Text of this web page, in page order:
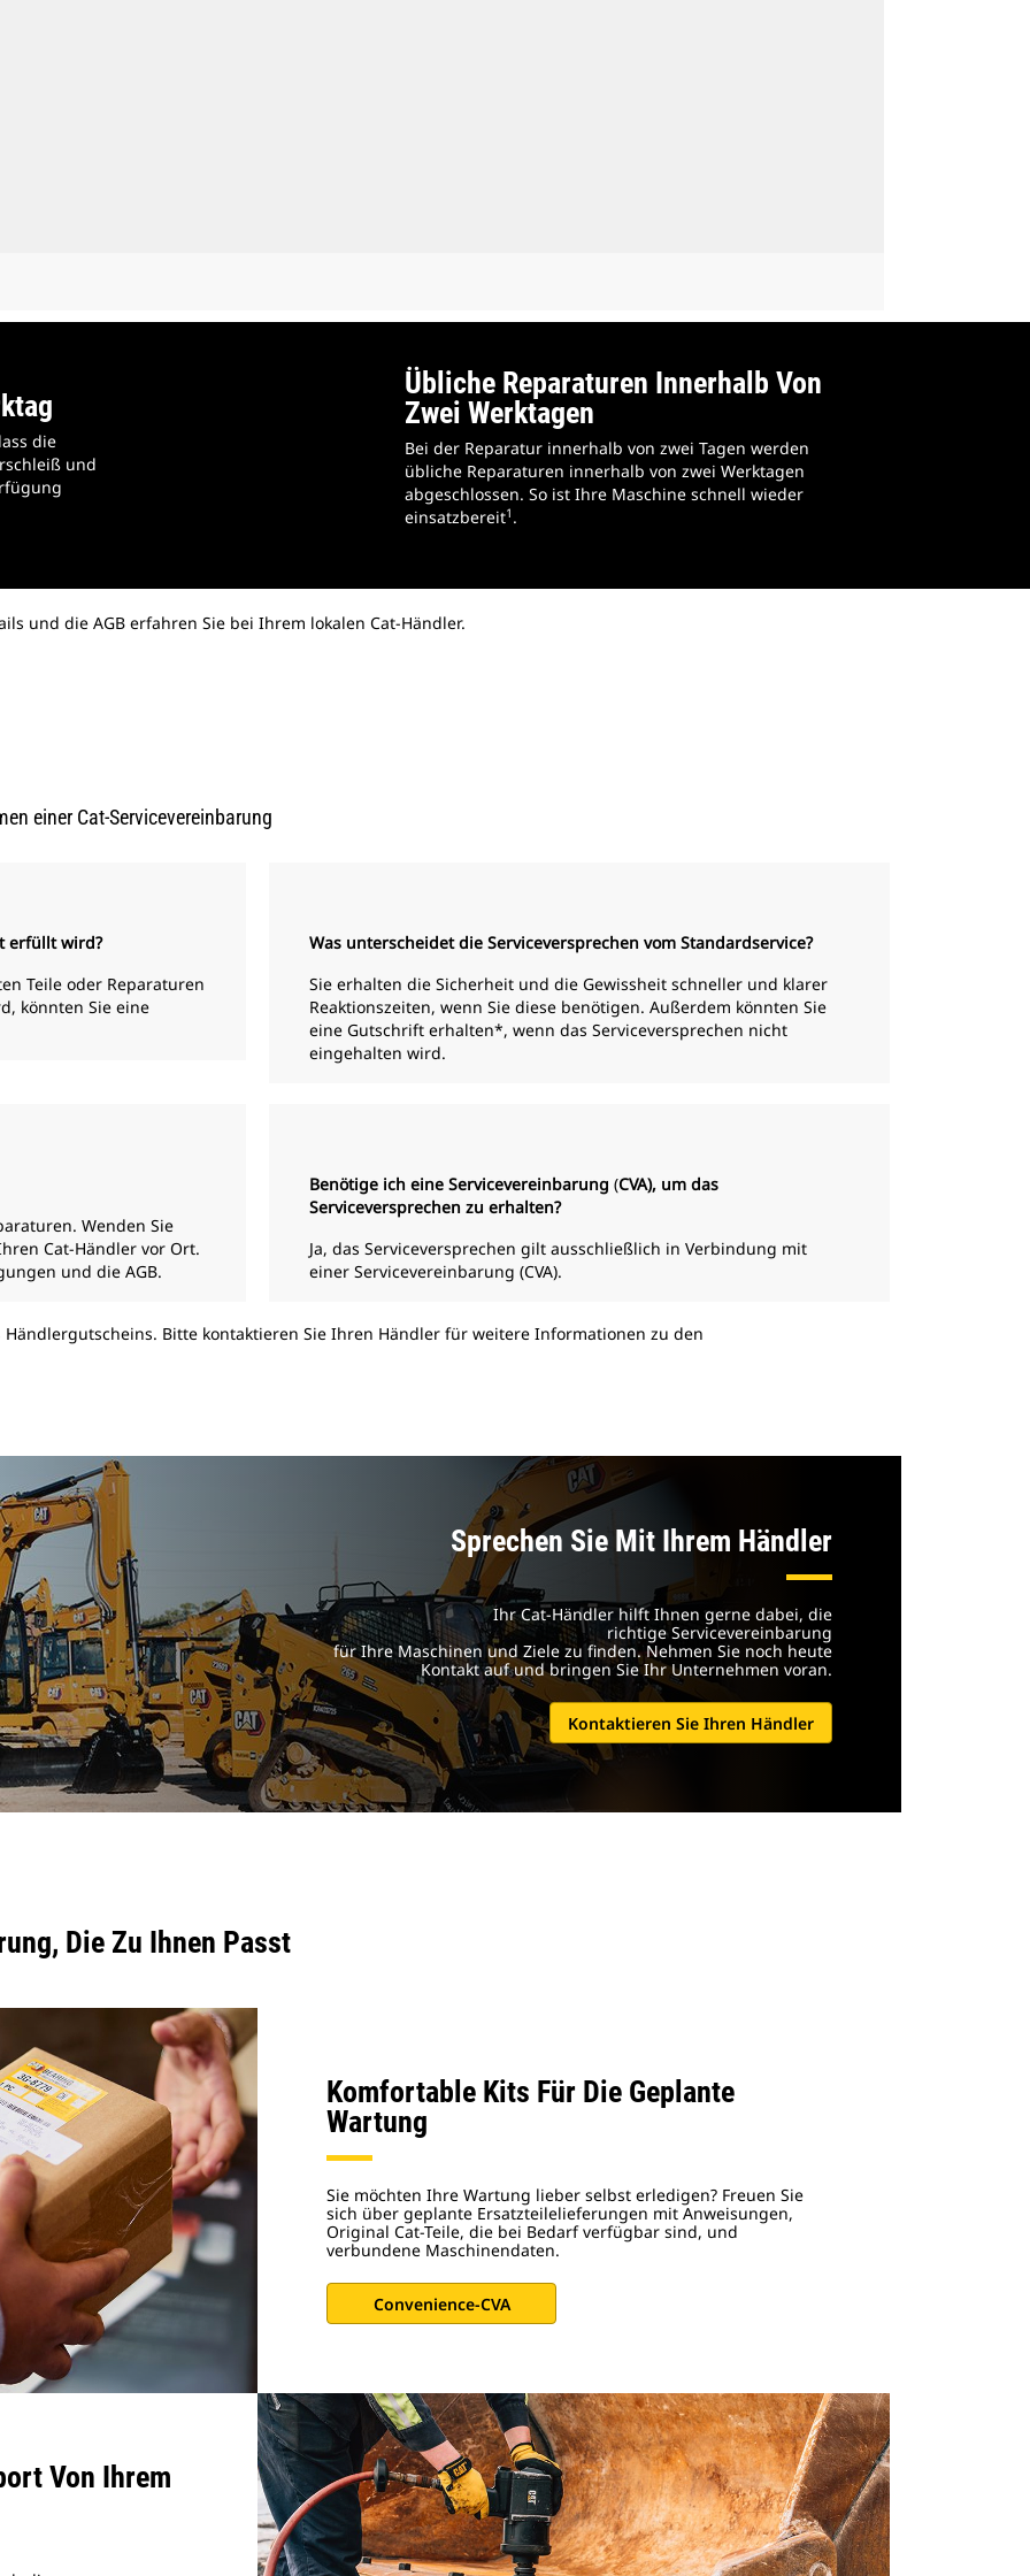
die
und
Übliche Reparaturen Innerhalb Von
Zwei Werktagen
Bei der Reparatur innerhalb von zwei Tagen werden
übliche Reparaturen innerhalb von zwei Werktagen
abgeschlossen. So ist Ihre Maschine schnell wieder
einsatzbereit1 .
und die AGB erfahren Sie bei Ihrem lokalen Cat-Händler.
einer Cat-Servicevereinbarung
erfüllt wird?
Teile oder Reparaturen
könnten Sie eine
Was unterscheidet die Serviceversprechen vom Standardservice?
Sie erhalten die Sicherheit und die Gewissheit schneller und klarer
Reaktionszeiten, wenn Sie diese benötigen. Außerdem könnten Sie
eine Gutschrift erhalten*, wenn das Serviceversprechen nicht
eingehalten wird.
Wenden Sie
Cat-Händler vor Ort.
und die AGB.
Benötige ich eine Servicevereinbarung (CVA), um das
Serviceversprechen zu erhalten?
Ja, das Serviceversprechen gilt ausschließlich in Verbindung mit
einer Servicevereinbarung (CVA).
Bitte kontaktieren Sie Ihren Händler für weitere Informationen zu den
Sprechen Sie Mit Ihrem Händler
Ihr Cat-Händler hilft Ihnen gerne dabei, die
richtige Servicevereinbarung
für Ihre Maschinen und Ziele zu finden. Nehmen Sie noch heute
Kontakt auf und bringen Sie Ihr Unternehmen voran.
Kontaktieren Sie Ihren Händler
, Die Zu Ihnen Passt
Komfortable Kits Für Die Geplante
Wartung
Sie möchten Ihre Wartung lieber selbst erledigen? Freuen Sie
sich über geplante Ersatzteilelieferungen mit Anweisungen,
Original Cat-Teile, die bei Bedarf verfügbar sind, und
verbundene Maschinendaten.
Convenience-CVA
Von Ihrem